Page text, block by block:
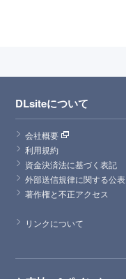
DLsiteについて
会社概要
利用規約
資金決済法に基づく表記
外部送信規律に関する公表
著作権と不正アクセス
リンクについて